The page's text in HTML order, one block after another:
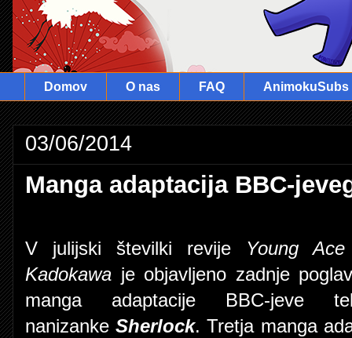
Domov O nas FAQ AnimokuSubs
03/06/2014
Manga adaptacija BBC-
V julijski številki revije Young Ace
Kadokawa je objavljeno zadnje
manga adaptacije BBC-jeve
nanizankeSherlock. Tretja manga